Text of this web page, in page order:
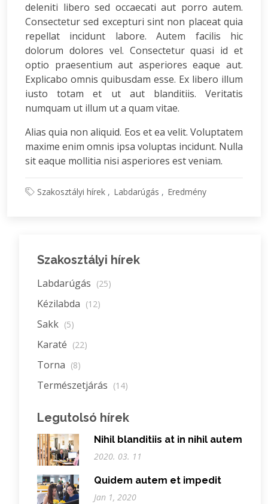
deleniti libero sed occaecati aut porro autem.
Consectetur sed excepturi sint non placeat quia
repellat incidunt labore. Autem facilis hic
dolorum dolores vel. Consectetur quasi id et
optio praesentium aut asperiores eaque aut.
Explicabo omnis quibusdam esse. Ex libero illum
iusto totam et ut aut blanditiis. Veritatis
numquam ut illum ut a quam vitae.
Alias quia non aliquid. Eos et ea velit. Voluptatem
maxime enim omnis ipsa voluptas incidunt. Nulla
sit eaque mollitia nisi asperiores est veniam.
Szakosztályi hírek Labdarúgás Eredmény
Szakosztályi hírek
Labdarúgás (25)
Kézilabda (12)
Sakk (5)
Karaté (22)
Torna (8)
Természetjárás (14)
Legutolsó hírek
Nihil blanditiis at in nihil autem
2020. 03. 11
Quidem autem et impedit
Jan 1, 2020